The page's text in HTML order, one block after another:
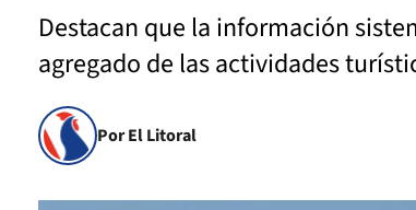
Destacan que la información
agregado de las actividades
Por El Litoral